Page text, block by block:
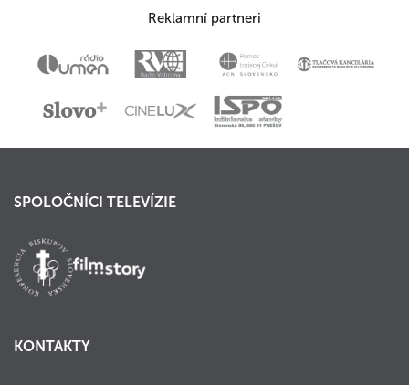
Reklamní partneri
SPOLOČNÍCI TELEVÍZIE
KONTAKTY